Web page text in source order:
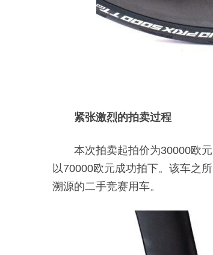
紧张激烈的拍卖过程
本次拍卖起拍价为30000欧
以70000欧元成功拍下。该车之
溯源的二手竞赛用车。